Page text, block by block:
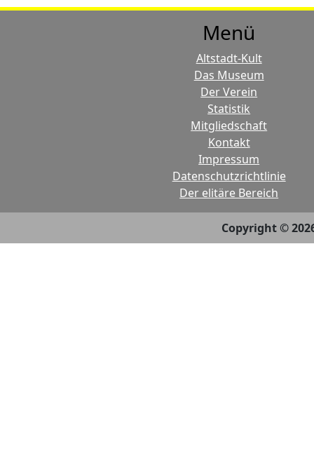
Menü
Altstadt-Kult
Das Museum
Der Verein
Statistik
Mitgliedschaft
Kontakt
Impressum
Datenschutzrichtlinie
Der elitäre Bereich
Copyright ©